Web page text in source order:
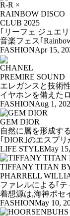
R-R ×
RAINBOW DISCO
CLUB 2025
｢リーフェ ジュエ
音楽フェス｢
FASHIONApr 15,
CHANEL
PREMIRE SOUND
エレガンスと技術
イヤホンを備えた
FASHIONAug 1,
GEM DIOR
自然に層を形成す
｢DIOR｣のエスプリ
LIFE STYLEMay
TIFFANY TITAN
PHARRELL
ファレルによる｢
着想源は,海神ポセ
FASHIONMay 10,